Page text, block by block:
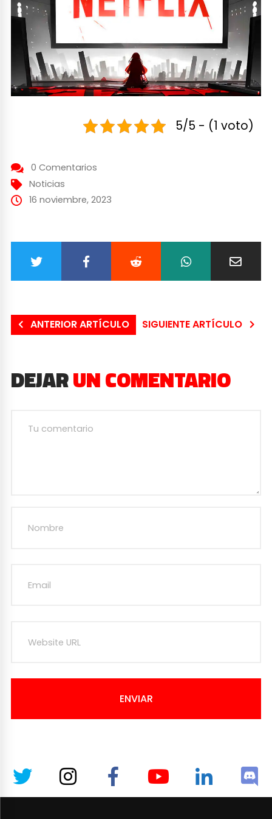
5/5 - (1 voto)
0 Comentarios
Noticias
16 noviembre, 2023
ANTERIOR ARTÍCULO SIGUIENTE ARTÍCULO
DEJARUN COMENTARIO
ENVIAR